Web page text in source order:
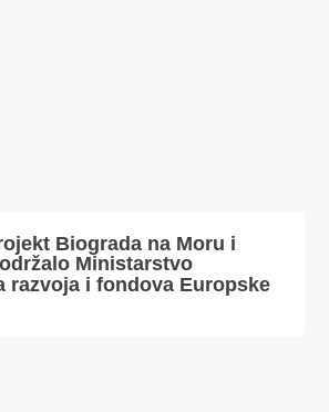
Biograda na Moru i
Ministarstvo
razvoja i fondova Europske